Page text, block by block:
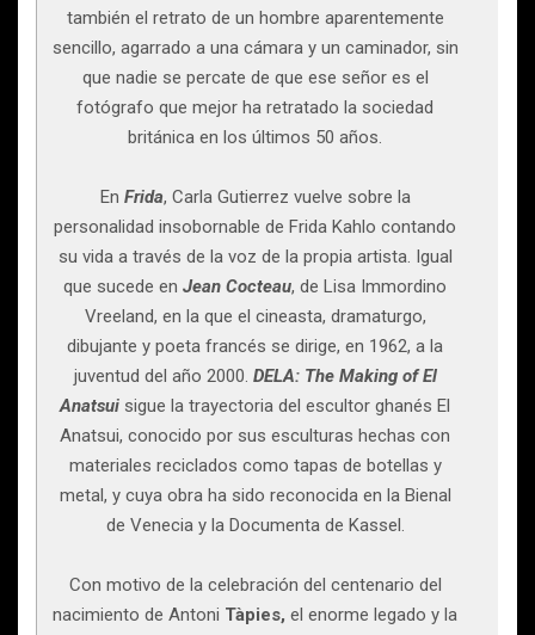
también el retrato de un hombre aparentemente
sencillo, agarrado a una cámara y un caminador, sin
que nadie se percate de que ese señor es el
fotógrafo que mejor ha retratado la sociedad
británica en los últimos 50 años.
En Frida, Carla Gutierrez vuelve sobre la
personalidad insobornable de Frida Kahlo contando
su vida a través de la voz de la propia artista. Igual
que sucede en Jean Cocteau, de Lisa Immordino
Vreeland, en la que el cineasta, dramaturgo,
dibujante y poeta francés se dirige, en 1962, a la
juventud del año 2000. DELA: The Making of El
Anatsui sigue la trayectoria del escultor ghanés El
Anatsui, conocido por sus esculturas hechas con
materiales reciclados como tapas de botellas y
metal, y cuya obra ha sido reconocida en la Bienal
de Venecia y la Documenta de Kassel.
Con motivo de la celebración del centenario del
nacimiento de Antoni Tàpies, el enorme legado y la